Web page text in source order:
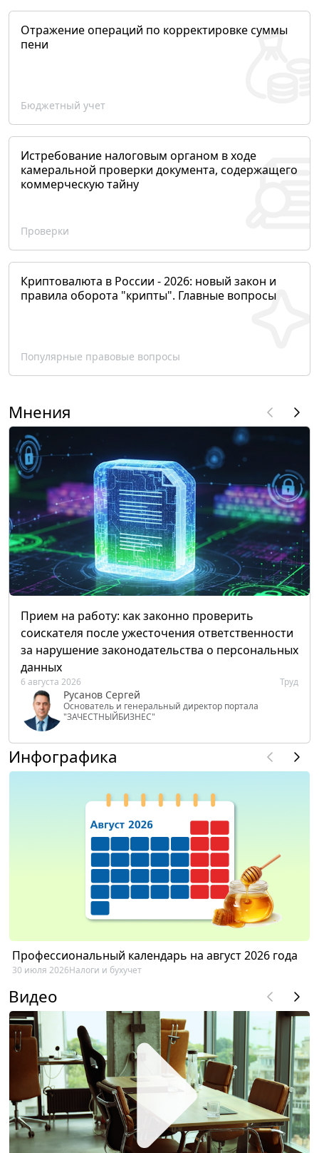
Отражение операций по корректировке суммы
пени
Бюджетный учет
Истребование налоговым органом в ходе
камеральной проверки документа, содержащего
коммерческую тайну
Проверки
Криптовалюта в России - 2026: новый закон и
правила оборота "крипты". Главные вопросы
Популярные правовые вопросы
Мнения
Прием на работу: как законно проверить
соискателя после ужесточения ответственности
за нарушение законодательства о персональных
данных
6 августа 2026 Труд
Русанов Сергей
Основатель и генеральный директор портала
"ЗАЧЕСТНЫЙБИЗНЕС"
Инфографика
Профессиональный календарь на август 2026 года
30 июля 2026Налоги и бухучет
Видео